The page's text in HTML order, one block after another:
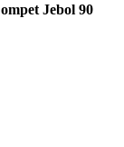
Jebol 90